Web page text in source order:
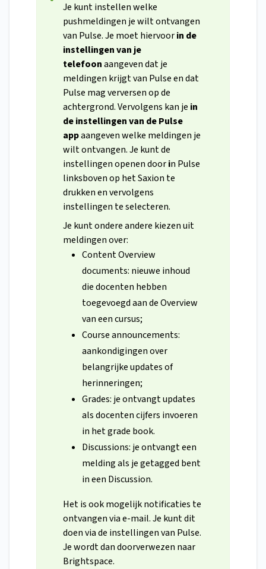
Je kunt instellen welke
pushmeldingen je wilt ontvangen
van Pulse. Je moet hiervoorin de
instellingen van je
telefoonaangeven dat je
meldingen krijgt van Pulse en dat
Pulse mag verversen op de
achtergrond. Vervolgens kan je in
de instellingen van de Pulse
appaangeven welke meldingen je
wilt ontvangen. Je kunt de
instellingen openen doorin Pulse
linksboven op het Saxion te
drukken en vervolgens
instellingen te selecteren.
Je kunt ondere andere kiezen uit
meldingen over:
Content Overview
documents: nieuwe inhoud
die docenten hebben
toegevoegd aan de Overview
van een cursus;
Course announcements:
aankondigingen over
belangrijke updates of
herinneringen;
Grades: je ontvangt updates
als docenten cijfers invoeren
in het grade book.
Discussions: je ontvangt een
melding als je getagged bent
in een Discussion.
Het is ook mogelijk notificaties te
ontvangen via e-mail. Je kunt dit
doen via de instellingen van Pulse.
Je wordt dan doorverwezen naar
Brightspace.